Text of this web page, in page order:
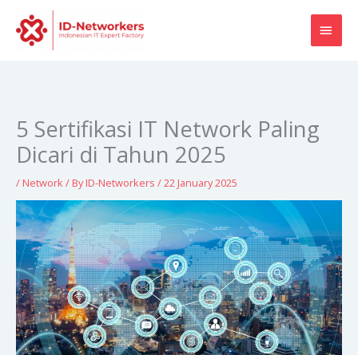
content
5 Sertifikasi IT Network Paling
Dicari di Tahun 2025
/ Network/ ByID-Networkers /22 January 2025